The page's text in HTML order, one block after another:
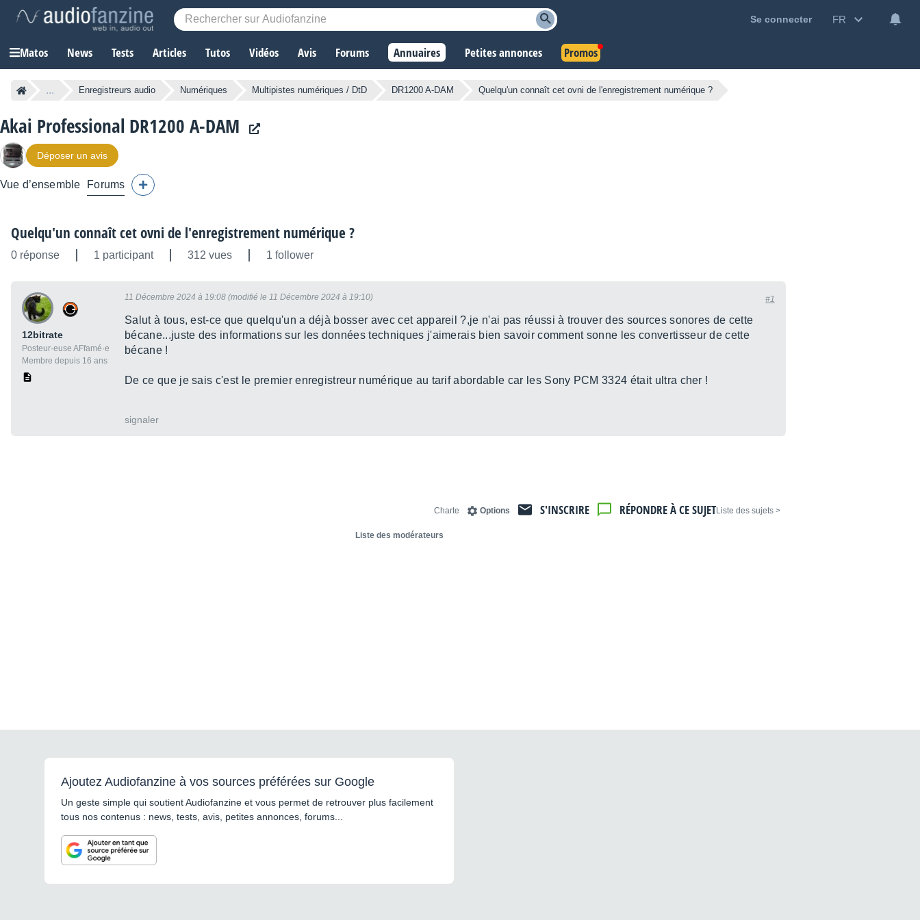
Se connecter FR
Matos News Tests Articles Tutos Vidéos Avis Forums Annuaires Petites annonces Promos
... Enregistreurs audio Numériques Multipistes numériques / DtD DR1200 A-DAM Quelqu'un connaît cet ovni de l'enregistrement numérique ?
Akai Professional DR1200 A-DAM
Déposer un avis
Vue d’ensemble Forums
Quelqu'un connaît cet ovni de l'enregistrement numérique ?
0 réponse 1 participant 312 vues 1 follower
12bitrate
Posteur·euse AFfamé·e
Membre depuis 16 ans
11 Décembre 2024 à 19:08 (modifié le 11 Décembre 2024 à 19:10) #1
Salut à tous, est-ce que quelqu'un a déjà bosser avec cet appareil ?,je n'ai pas réussi à trouver des sources sonores de cette
bécane...juste des informations sur les données techniques j'aimerais bien savoir comment sonne les convertisseur de cette
bécane !
De ce que je sais c'est le premier enregistreur numérique au tarif abordable car les Sony PCM 3324 était ultra cher !
signaler
< Liste des sujets
RÉPONDRE À CE SUJET
S'INSCRIRE
Options
Charte
Liste des modérateurs
Ajoutez Audiofanzine à vos sources préférées sur Google
Un geste simple qui soutient Audiofanzine et vous permet de retrouver plus facilement
tous nos contenus : news, tests, avis, petites annonces, forums...